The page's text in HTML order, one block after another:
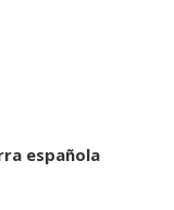
española